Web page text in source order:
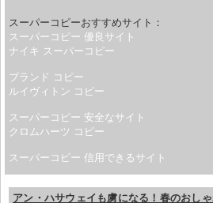
スーパーコピーおすすめサイト：
スーパーコピー 優良サイト
ナイキ スーパーコピー
ブランド コピー
ルイヴィトン コピー
スーパーコピー 安全なサイト
クロムハーツ コピー
スーパーコピー 信用できるサイト
アン・ハサウェイも虜になる！春のおし